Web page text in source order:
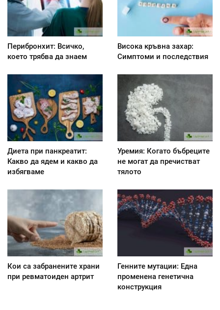
Перибронхит: Всичко,
което трябва да знаем
Висока кръвна захар:
Симптоми и последствия
Диета при панкреатит:
Kакво да ядем и какво да
избягваме
Уремия: Когато бъбреците
не могат да пречистват
тялото
Кои са забранените храни
при ревматоиден артрит
Генните мутации: Една
променена генетична
конструкция